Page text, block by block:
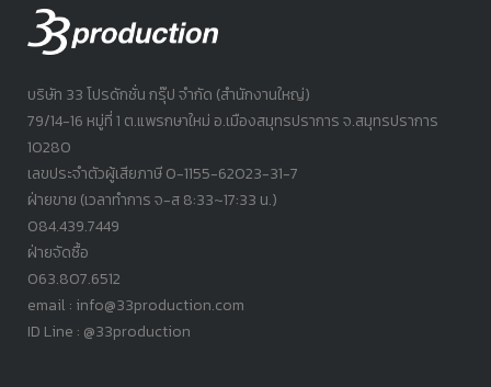
บริษัท 33 โปรดักชั่น กรุ๊ป จำกัด (สำนักงานใหญ่)
79/14-16 หมู่ที่ 1 ต.แพรกษาใหม่ อ.เมืองสมุทรปราการ จ.สมุทรปราการ
10280
เลขประจำตัวผู้เสียภาษี 0-1155-62023-31-7
ฝ่ายขาย (เวลาทำการ จ-ส 8:33~17:33 น.)
084.439.7449
ฝ่ายจัดซื้อ
063.807.6512
email : info@33production.com
ID Line : @33production